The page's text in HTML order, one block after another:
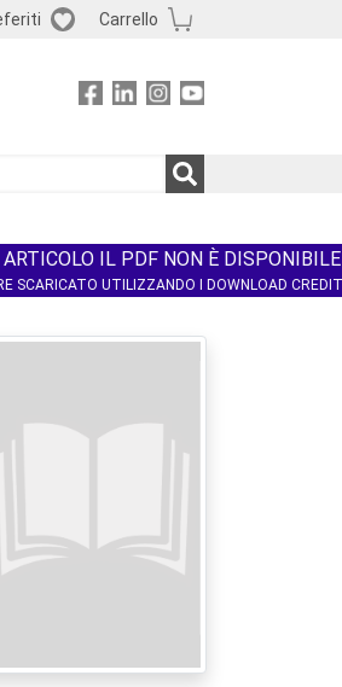
Carrello
ARTICOLO IL PDF NON È DISPONIBILE
SCARICATO UTILIZZANDO I DOWNLOAD CREDIT